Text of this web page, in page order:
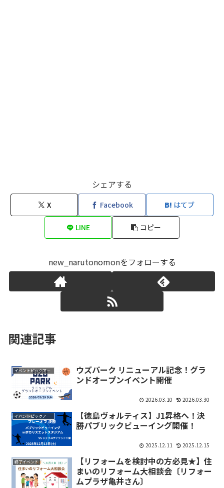
シェアする
X Facebook はてブ
LINE コピー
new_narutonomonをフォローする
関連記事
イベントピックアップ
ウズパーク リニューアル記念！グラ
ンドオープンイベント開催
2026.03.10 2026.03.30
イベントピックアップ
【徳島ヴォルティス】J1昇格へ！決
勝パブリックビューイング開催！
2025.12.11 2025.12.15
終了イベント
【リフォームを検討中の方必見★】住
まいのリフォーム大相談会〔リフォー
ムプラザ亀井さん〕